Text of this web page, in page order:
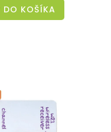
DO KOŠÍKA